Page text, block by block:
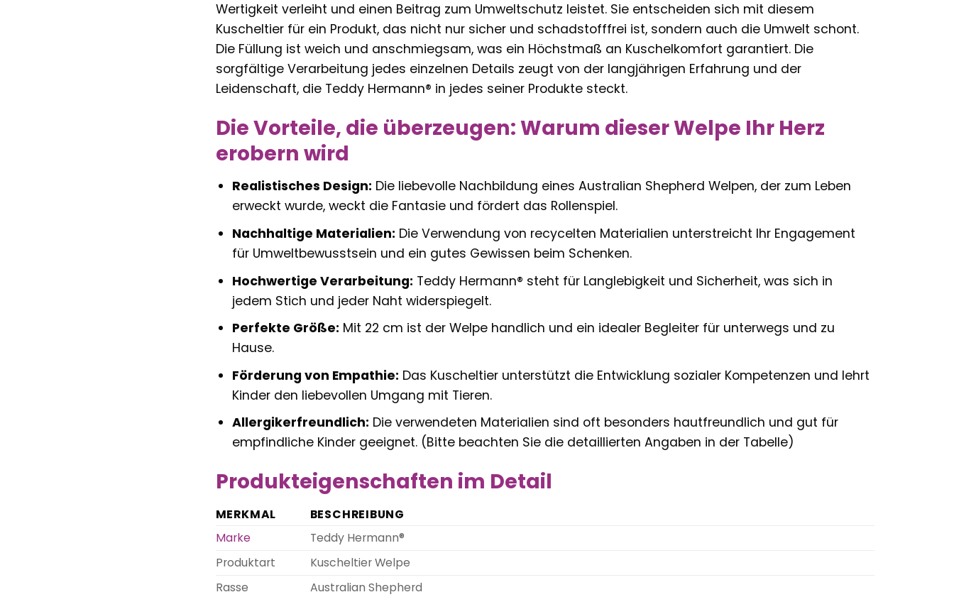
Wertigkeit verleiht und einen Beitrag zum Umweltschutz leistet. Sie entscheiden sich mit diesem
Kuscheltier für ein Produkt, das nicht nur sicher und schadstofffrei ist, sondern auch die Umwelt schont.
Die Füllung ist weich und anschmiegsam, was ein Höchstmaß an Kuschelkomfort garantiert. Die
sorgfältige Verarbeitung jedes einzelnen Details zeugt von der langjährigen Erfahrung und der
Leidenschaft, die Teddy Hermann® in jedes seiner Produkte steckt.
Die Vorteile, die überzeugen: Warum dieser Welpe Ihr Herz
erobern wird
Realistisches Design: Die liebevolle Nachbildung eines Australian Shepherd Welpen, der zum Leben
erweckt wurde, weckt die Fantasie und fördert das Rollenspiel.
Nachhaltige Materialien: Die Verwendung von recycelten Materialien unterstreicht Ihr Engagement
für Umweltbewusstsein und ein gutes Gewissen beim Schenken.
Hochwertige Verarbeitung: Teddy Hermann® steht für Langlebigkeit und Sicherheit, was sich in
jedem Stich und jeder Naht widerspiegelt.
Perfekte Größe: Mit 22 cm ist der Welpe handlich und ein idealer Begleiter für unterwegs und zu
Hause.
Förderung von Empathie: Das Kuscheltier unterstützt die Entwicklung sozialer Kompetenzen und lehrt
Kinder den liebevollen Umgang mit Tieren.
Allergikerfreundlich: Die verwendeten Materialien sind oft besonders hautfreundlich und gut für
empfindliche Kinder geeignet. (Bitte beachten Sie die detaillierten Angaben in der Tabelle)
Produkteigenschaften im Detail
MERKMAL
BESCHREIBUNG
Marke
Teddy Hermann®
Produktart
Kuscheltier Welpe
Rasse
Australian Shepherd